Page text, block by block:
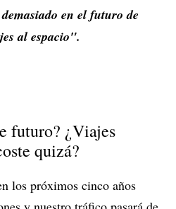
en el futuro de
al espacio".
futuro? ¿Viajes
quizá?
los próximos cinco años